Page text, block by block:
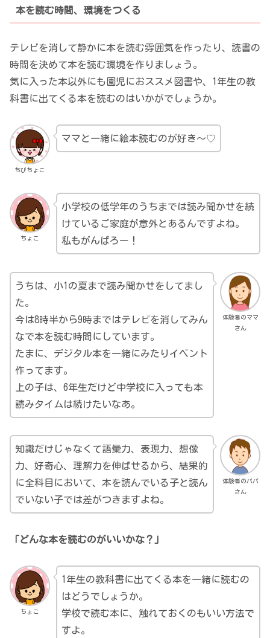
本を読む時間、環境をつくる
テレビを消して静かに本を読む雰囲気を作ったり、読書の
時間を決めて本を読む環境を作りましょう。
気に入った本以外にも園児におススメ図書や、1年生の教
科書に出てくる本を読むのはいかがでしょうか。
ちびちょこ
ママと一緒に絵本読むのが好き～♡
ちょこ
小学校の低学年のうちまでは読み聞かせを続
けているご家庭が意外とあるんですよね。
私もがんばろー！
体験者のママ
さん
うちは、小1の夏まで読み聞かせをしてまし
た。
今は8時半から9時まではテレビを消してみん
なで本を読む時間にしています。
たまに、デジタル本を一緒にみたりイベント
作ってます。
上の子は、6年生だけど中学校に入っても本
読みタイムは続けたいなあ。
体験者のパパ
さん
知識だけじゃなくて語彙力、表現力、想像
力、好奇心、理解力を伸ばせるから、結果的
に全科目において、本を読んでいる子と読ん
でいない子では差がつきますよね。
「どんな本を読むのがいいかな？」
ちょこ
1年生の教科書に出てくる本を一緒に読むの
はどうでしょうか。
学校で読む本に、触れておくのもいい方法で
すよ。